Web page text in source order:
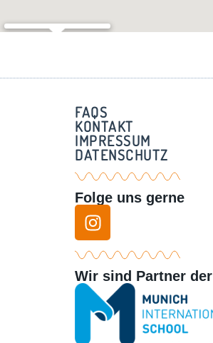
FAQS
KONTAKT
IMPRESSUM
DATENSCHUTZ
Folge uns gerne
Wir sind Partner der